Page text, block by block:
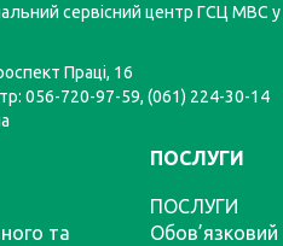
сервісний центр ГСЦ МВС у
Праці, 16
056-720-97-59, (061) 224-30-14
та
ПОСЛУГИ
ПОСЛУГИ
Обов’язковий